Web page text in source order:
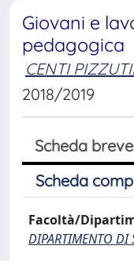
Giovani e
pedagogica
CENTI
2018/2019
Scheda breve
Scheda
Facoltà/
DIPARTIMENTO DI